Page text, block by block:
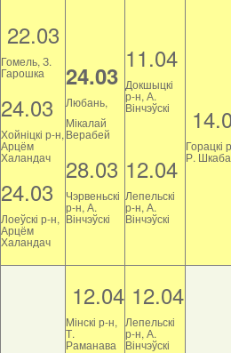
22.03
Гомель, З.
Гарошка
24.03
Хойніцкі р-н,
Арцём
Халандач
24.03
Лоеўскі р-н,
Арцём
Халандач
24.03
Любань,
Мікалай
Верабей
28.03
Чэрвеньскі
р-н, А.
Вінчэўскі
11.04
Докшыцкі
р-н, А.
Вінчэўскі
12.04
Лепельскі
р-н, А.
Вінчэўскі
Горацкі
Р.
12.04
Мінскі р-н,
Т.
Раманава
12.04
Лепельскі
р-н, А.
Вінчэўскі